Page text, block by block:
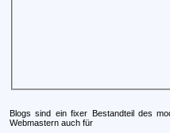
Blogs sind ein fixer Bestandteil des
Webmastern auch für